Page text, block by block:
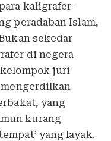
kaligrafer-
peradaban Islam,
sekedar
di negera
juri
yang
kurang
yang layak.